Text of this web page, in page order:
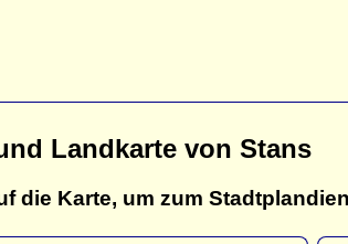
Landkarte von Stans
die Karte, um zum